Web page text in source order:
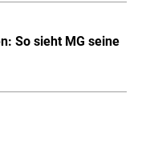
So sieht MG seine